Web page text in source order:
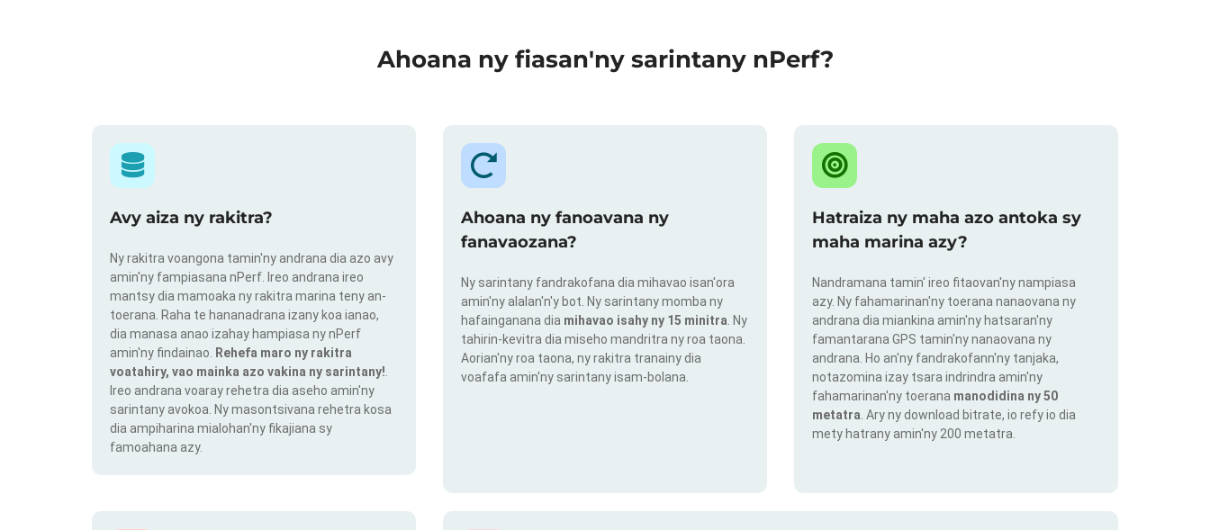
Ahoana ny fiasan'ny sarintany nPerf?
Avy aiza ny rakitra?
Ny rakitra voangona tamin'ny andrana dia azo avy
amin'ny fampiasana nPerf. Ireo andrana ireo
mantsy dia mamoaka ny rakitra marina teny an-
toerana. Raha te hananadrana izany koa ianao,
dia manasa anao izahay hampiasa ny nPerf
amin'ny findainao.
Rehefa maro ny rakitra
voatahiry, vao mainka azo vakina ny sarintany!
Ireo andrana voaray rehetra dia aseho amin'ny
sarintany avokoa. Ny masontsivana rehetra kosa
dia ampiharina mialohan'ny fikajiana sy
famoahana azy.
Ahoana ny fanoavana ny
fanavaozana?
Ny sarintany fandrakofana dia mihavao isan'ora
amin'ny alalan'n'y bot. Ny sarintany momba ny
hafainganana dia mihavao isahy ny 15 minitra . Ny
tahirin-kevitra dia miseho mandritra ny roa taona.
Aorian'ny roa taona, ny rakitra tranainy dia
voafafa amin'ny sarintany isam-bolana.
Hatraiza ny maha azo antoka sy
maha marina azy?
Nandramana tamin' ireo fitaovan'ny nampiasa
azy. Ny fahamarinan'ny toerana nanaovana ny
andrana dia miankina amin'ny hatsaran'ny
famantarana GPS tamin'ny nanaovana ny
andrana. Ho an'ny fandrakofann'ny tanjaka,
notazomina izay tsara indrindra amin'ny
fahamarinan'ny toerana manodidina ny 50
metatra . Ary ny download bitrate, io refy io dia
mety hatrany amin'ny 200 metatra.